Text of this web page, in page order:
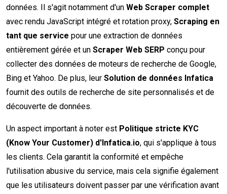
données. Il s'agit notamment d'un Web Scraper complet
avec rendu JavaScript intégré et rotation proxy, Scraping en
tant que service pour une extraction de données
entièrement gérée et un Scraper Web SERP conçu pour
collecter des données de moteurs de recherche de Google,
Bing et Yahoo. De plus, leur Solution de données Infatica
fournit des outils de recherche de site personnalisés et de
découverte de données.
Un aspect important à noter est Politique stricte KYC
(Know Your Customer) d'Infatica.io, qui s'applique à tous
les clients. Cela garantit la conformité et empêche
l'utilisation abusive du service, mais cela signifie également
que les utilisateurs doivent passer par une vérification avant